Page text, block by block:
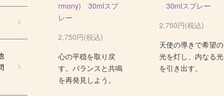
rmony) 30mlスプ
レー
2,750円(税込)
心の平穏を取り戻
す。バランスと共鳴
を再発見しよう。
30mlスプレー
2,750円(税込)
天使の導きで希望の
光を灯し、内なる光
を引き出す。